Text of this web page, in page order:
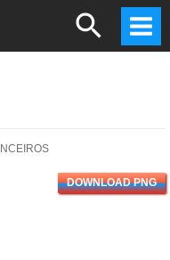
Search
DOWNLOAD PNG